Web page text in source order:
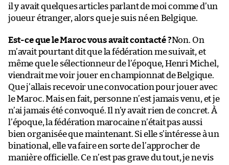
il y avait quelques articles parlant de moi comme d’un
joueur étranger, alors que je suis né en Belgique.
Est-ce que le Maroc vous avait contacté ?Non. On
m’avait pourtant dit que la fédération me suivait, et
même que le sélectionneur de l’époque, Henri Michel,
viendrait me voir jouer en championnat de Belgique.
Que j’allais recevoir une convocation pour jouer avec
le Maroc. Mais en fait, personne n’est jamais venu, et je
n’ai jamais été convoqué. Il n’y avait rien de concret. À
l’époque, la fédération marocaine n’était pas aussi
bien organisée que maintenant. Si elle s’intéresse à un
binational, elle va faire en sorte de l’approcher de
manière officielle. Ce n’est pas grave du tout, je ne vis